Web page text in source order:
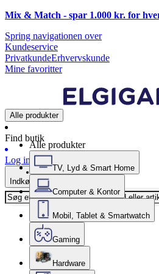
Mix & Match - spar 1.000 kr. for
Spring navigationen over
Kundeservice
PrivatkundeErhvervskunde
Mine favoritter
Alle produkter
Find butik
Log ind
Indkøbskurv
Alle produkter
TV, Lyd & Smart Home
Computer & Kontor
Mobil, Tablet & Smartwatch
Gaming
Hardware